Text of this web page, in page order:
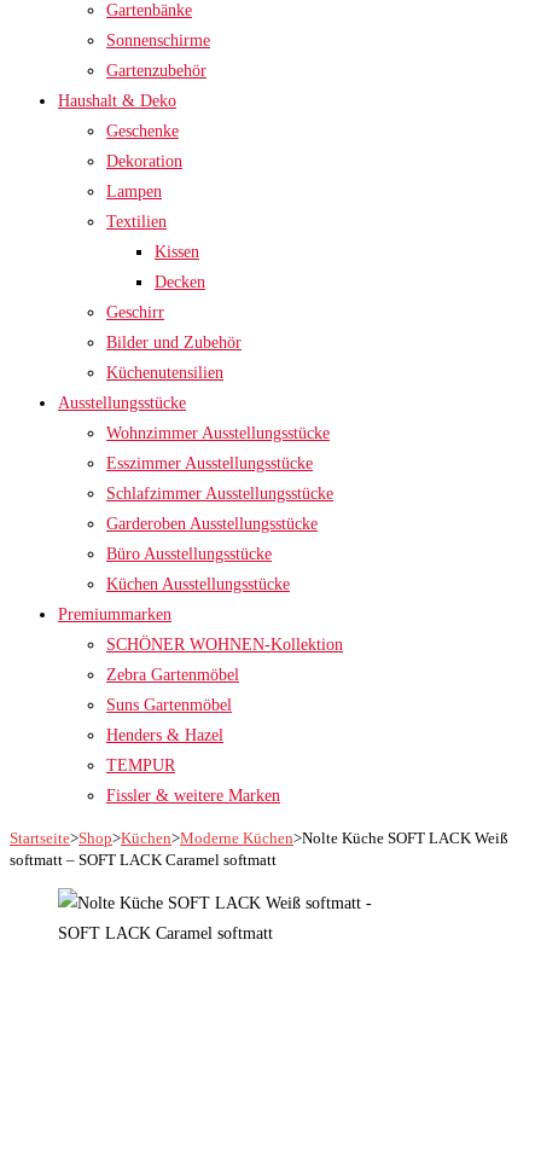
Gartenbänke
Sonnenschirme
Gartenzubehör
Haushalt & Deko
Geschenke
Dekoration
Lampen
Textilien
Kissen
Decken
Geschirr
Bilder und Zubehör
Küchenutensilien
Ausstellungsstücke
Wohnzimmer Ausstellungsstücke
Esszimmer Ausstellungsstücke
Schlafzimmer Ausstellungsstücke
Garderoben Ausstellungsstücke
Büro Ausstellungsstücke
Küchen Ausstellungsstücke
Premiummarken
SCHÖNER WOHNEN-Kollektion
Zebra Gartenmöbel
Suns Gartenmöbel
Henders & Hazel
TEMPUR
Fissler & weitere Marken
Startseite>Shop>Küchen>Moderne Küchen>Nolte Küche SOFT LACK Weiß
softmatt – SOFT LACK Caramel softmatt